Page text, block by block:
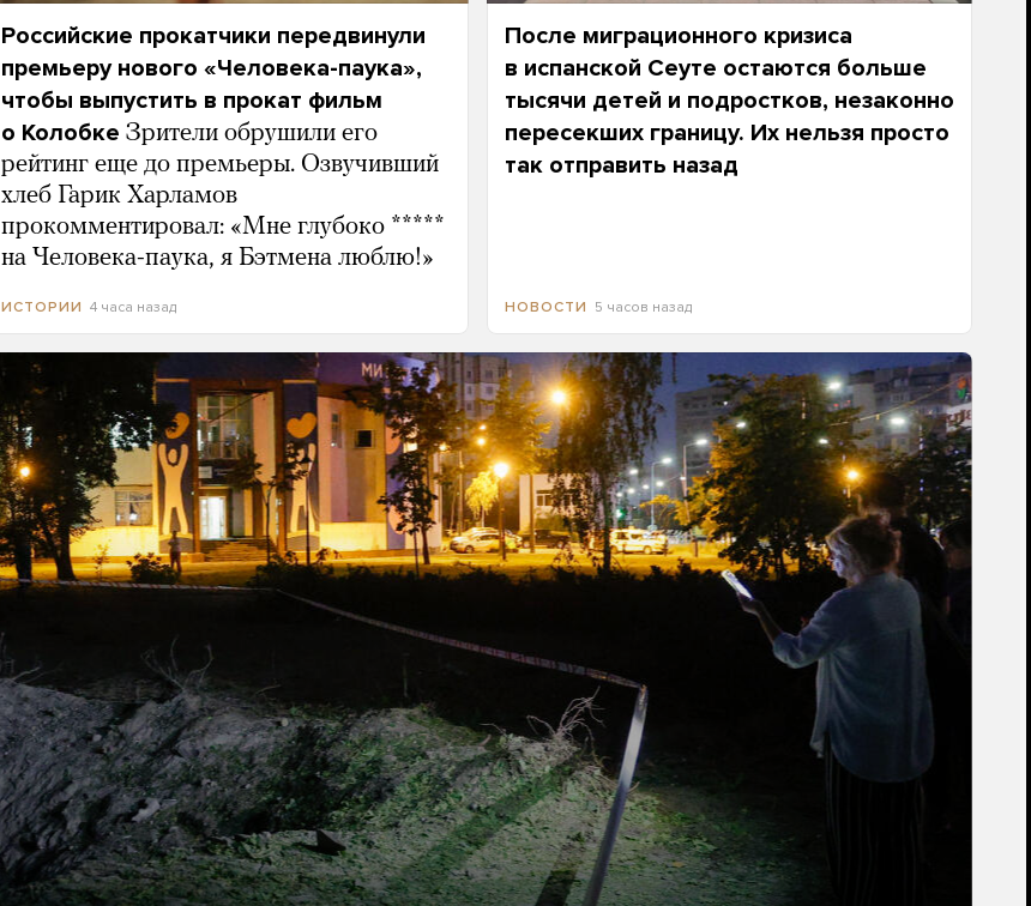
Российские прокатчики передвинули
премьеру нового «Человека-паука»,
чтобы выпустить в прокат фильм
о Колобке Зрители обрушили его
рейтинг еще до премьеры. Озвучивший
хлеб Гарик Харламов
прокомментировал: «Мне глубоко *****
на Человека-паука, я Бэтмена люблю!»
ИСТОРИИ 4 часа назад
После миграционного кризиса
в испанской Сеуте остаются больше
тысячи детей и подростков, незаконно
пересекших границу. Их нельзя просто
так отправить назад
НОВОСТИ 5 часов назад